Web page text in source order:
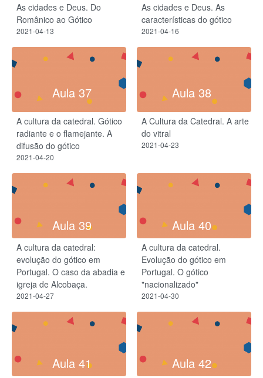
As cidades e Deus. Do
Românico ao Gótico
2021-04-13
As cidades e Deus. As
características do gótico
2021-04-16
Aula 37
A cultura da catedral. Gótico
radiante e o flamejante. A
difusão do gótico
2021-04-20
Aula 38
A Cultura da Catedral. A arte
do vitral
2021-04-23
Aula 39
A cultura da catedral:
evolução do gótico em
Portugal. O caso da abadia e
igreja de Alcobaça.
2021-04-27
Aula 40
A cultura da catedral.
Evolução do gótico em
Portugal. ​O gótico
"nacionalizado"
2021-04-30
Aula 41 Aula 42